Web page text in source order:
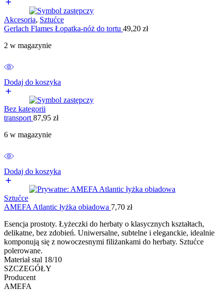
Akcesoria, Sztućce
Gerlach Flames Łopatka-nóż do tortu 49,20 zł
2 w magazynie
Dodaj do koszyka
Bez kategorii
transport 87,95 zł
6 w magazynie
Dodaj do koszyka
Sztućce
AMEFA Atlantic łyżka obiadowa 7,70 zł
Esencja prostoty. Łyżeczki do herbaty o klasycznych kształtach,
delikatne, bez zdobień. Uniwersalne, subtelne i eleganckie, idealnie
komponują się z nowoczesnymi filiżankami do herbaty. Sztućce
polerowane.
Materiał stal 18/10
SZCZEGÓŁY
Producent
AMEFA